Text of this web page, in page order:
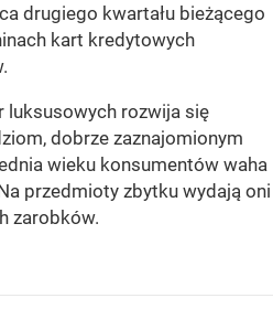
drugiego kwartału bieżącego
kart kredytowych
luksusowych rozwija się
dobrze zaznajomionym
wieku konsumentów waha
przedmioty zbytku wydają oni
zarobków.